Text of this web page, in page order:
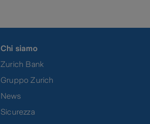
Chi siamo
Zurich Bank
Gruppo Zurich
News
Sicurezza